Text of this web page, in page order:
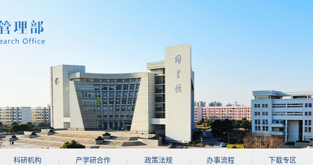
科研机构 产学研合作 政策法规 办事流程 下载专区